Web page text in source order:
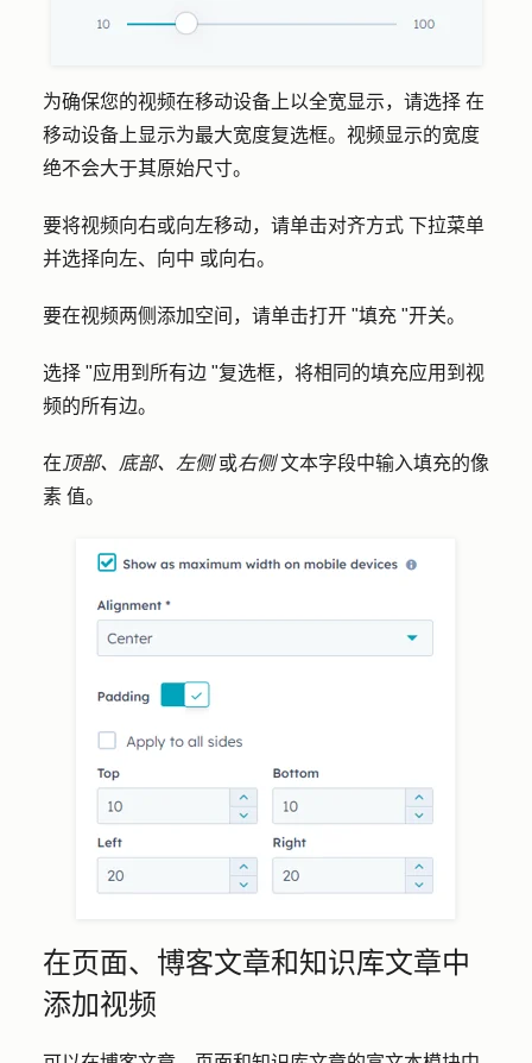
为确保您的视频在移动设备上以全宽显示，请选择 在
移动设备上显示为最大宽度复选框。视频显示的宽度
绝不会大于其原始尺寸。
要将视频向右或向左移动，请单击对齐方式 下拉菜单
并选择向左、向中 或向右。
要在视频两侧添加空间，请单击打开 "填充 "开关。
选择 "应用到所有边 "复选框，将相同的填充应用到视
频的所有边。
在 顶部、底部、左侧或右侧文本字段中输入填充的像
素 值。
在页面、博客文章和知识库文章中
添加视频